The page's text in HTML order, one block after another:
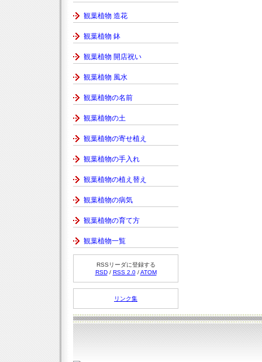
観葉植物 造花
観葉植物 鉢
観葉植物 開店祝い
観葉植物 風水
観葉植物の名前
観葉植物の土
観葉植物の寄せ植え
観葉植物の手入れ
観葉植物の植え替え
観葉植物の病気
観葉植物の育て方
観葉植物一覧
RSSリーダに登録する
RSD/ RSS 2.0/ATOM
リンク集